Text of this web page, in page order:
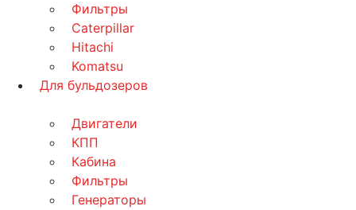
Фильтры
Caterpillar
Hitachi
Komatsu
Для бульдозеров
Двигатели
КПП
Кабина
Фильтры
Генераторы